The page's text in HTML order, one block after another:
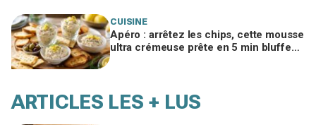
CUISINE
Apéro : arrêtez les chips, cette mousse
ultra crémeuse prête en 5 min bluffe
ARTICLES LES + LUS